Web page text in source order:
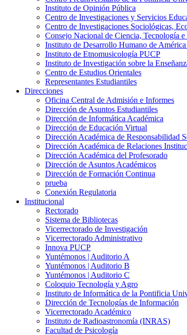
Instituto de Opinión Pública
Centro de Investigaciones y Servicios
Centro de Investigaciones Sociológicas,
Consejo Nacional de Ciencia, Tecnología
Instituto de Desarrollo Humano de
Instituto de Etnomusicología PUCP
Instituto de Investigación sobre la
Centro de Estudios Orientales
Representantes Estudiantiles
Direcciones
Oficina Central de Admisión e Informes
Dirección de Asuntos Estudiantiles
Dirección de Informática Académica
Dirección de Educación Virtual
Dirección Académica de Responsabilidad
Dirección Académica de Relaciones
Dirección Académica del Profesorado
Dirección de Asuntos Académicos
Dirección de Formación Continua
prueba
Conexión Regulatoria
Institucional
Rectorado
Sistema de Bibliotecas
Vicerrectorado de Investigación
Vicerrectorado Administrativo
Innova PUCP
Yuntémonos | Auditorio A
Yuntémonos | Auditorio B
Yuntémonos | Auditorio C
Coloquio Tecnología y Agro
Instituto de Informática de la Pontificia
Dirección de Tecnologías de Información
Vicerrectorado Académico
Instituto de Radioastronomía (INRAS)
Facultad de Psicología